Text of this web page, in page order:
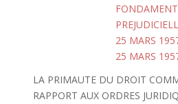
25 MARS
25 MARS
LA PRIMAUTE DU DROIT
RAPPORT AUX ORDRES